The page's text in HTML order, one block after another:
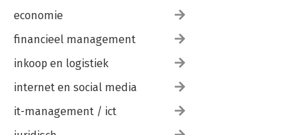
5. Maak gebruik van buitenstaanderschap 265
7. Gebruik je systemische intelligentie 268
8. Bewaak het gezamenlijke leerproces 272
9. Bouw gildes 274
De vier ontwikkelrichtingen naar mooi werk 275
Dankwoord 279
economie
financieel management
inkoop en logistiek
internet en social media
it-management / ict